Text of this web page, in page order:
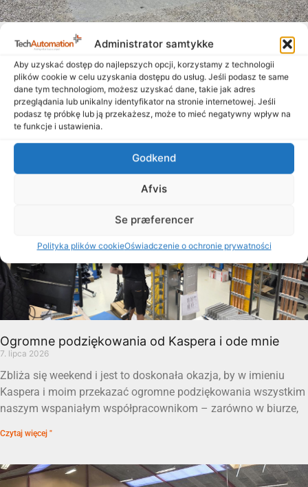
Administrator samtykke
Aby uzyskać dostęp do najlepszych opcji, korzystamy z technologii
plików cookie w celu uzyskania dostępu do usług. Jeśli podasz te same
dane tym technologiom, możesz uzyskać dane, takie jak adres
przeglądania lub unikalny identyfikator na stronie internetowej. Jeśli
podasz tę próbkę lub ją przekażesz, może to mieć negatywny wpływ na
te funkcje i ustawienia.
Godkend
Afvis
Se præferencer
Polityka plików cookieOświadczenie o ochronie prywatności
Zbliża się lato, a tablice wychodzą na ulicę
Chociaż lato już w pełni i wielu z nas cieszy się zasłużonymi
wakacjami, nasi wspaniali współpracownicy – zarówno w
Danii, jak i w Polsce –
Ogromne podziękowania od Kaspera i ode mnie
7. lipca 2026
Zbliża się weekend i jest to doskonała okazja, by w imieniu
Kaspera i moim przekazać ogromne podziękowania wszystkim
naszym wspaniałym współpracownikom – zarówno w biurze,
Czytaj więcej "